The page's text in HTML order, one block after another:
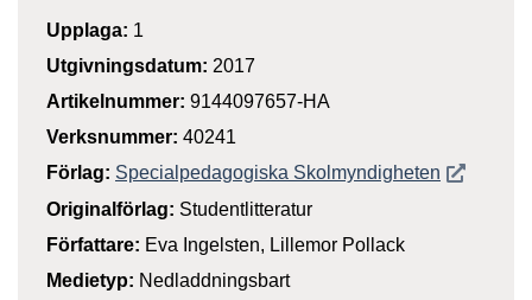
Upplaga: 1
Utgivningsdatum: 2017
Artikelnummer: 9144097657-HA
Verksnummer: 40241
Förlag: Specialpedagogiska Skolmyndigheten Öppnas i
Originalförlag: Studentlitteratur
Författare: Eva Ingelsten, Lillemor Pollack
Medietyp: Nedladdningsbart